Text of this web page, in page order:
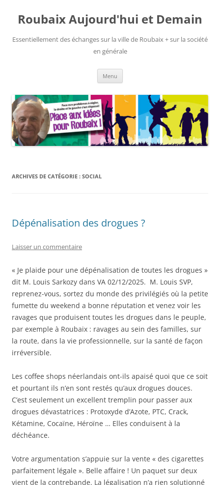
contenu
Roubaix Aujourd'hui et Demain
Essentiellement des échanges sur la ville de Roubaix + sur la société
en générale
Menu
ARCHIVES DE CATÉGORIE : SOCIAL
Dépénalisation des drogues ?
Laisser un commentaire
« Je plaide pour une dépénalisation de toutes les drogues »
dit M. Louis Sarkozy dans VA 02/12/2025. M. Louis SVP,
reprenez-vous, sortez du monde des privilégiés où la petite
fumette du weekend a bonne réputation et venez voir les
ravages que produisent toutes les drogues dans le peuple,
par exemple à Roubaix : ravages au sein des familles, sur
la route, dans la vie professionnelle, sur la santé de façon
irréversible.
Les coffee shops néerlandais ont-ils apaisé quoi que ce soit
et pourtant ils n’en sont restés qu’aux drogues douces.
C’est seulement un excellent tremplin pour passer aux
drogues dévastatrices : Protoxyde d’Azote, PTC, Crack,
Kétamine, Cocaïne, Héroïne … Elles conduisent à la
déchéance.
Votre argumentation s’appuie sur la vente « des cigarettes
parfaitement légale ». Belle affaire ! Un paquet sur deux
vient de la contrebande. La légalisation n’a rien solutionné